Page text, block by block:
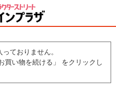
ておりません。
買い物を続ける」 をクリックし